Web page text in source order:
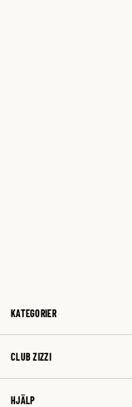
KATEGORIER
CLUB ZIZZI
HJÄLP